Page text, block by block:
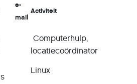
e-
mail
Activiteit
Computerhulp,
locatiecoördinator
Linux